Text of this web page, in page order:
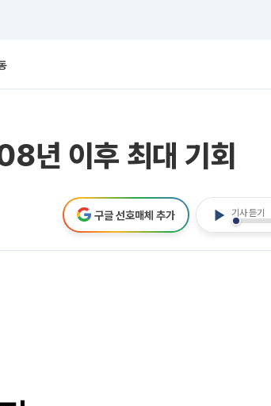
년 이후 최대 기회
기사 듣기
구글 선호매체 추가